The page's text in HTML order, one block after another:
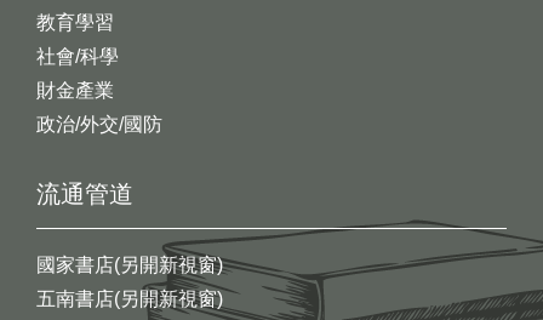
教育學習
社會/科學
財金產業
政治/外交/國防
流通管道
國家書店(另開新視窗)
五南書店(另開新視窗)